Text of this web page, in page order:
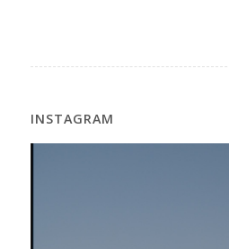
INSTAGRAM